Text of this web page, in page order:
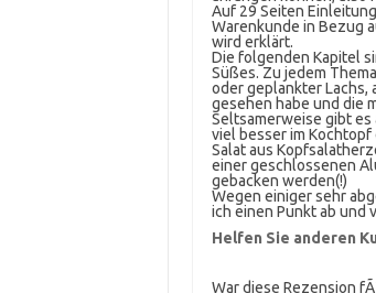
Auf 29 Seiten
Warenkunde in Bezug
wird erklärt.
Die folgenden Kapitel
Süßes. Zu jedem
oder geplankter Lachs,
gesehen habe und die
Seltsamerweise gibt es
viel besser im
Salat aus
einer geschlossenen
gebacken werden(!)
Wegen einiger sehr
ich einen Punkt ab und
Helfen Sie anderen
War diese Rezension